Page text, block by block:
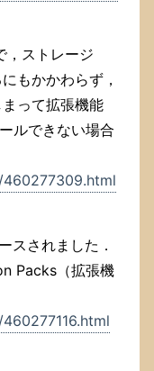
ストレージ
もかかわらず，
って拡張機能
ルできない場合
スされました．
Packs（拡張機